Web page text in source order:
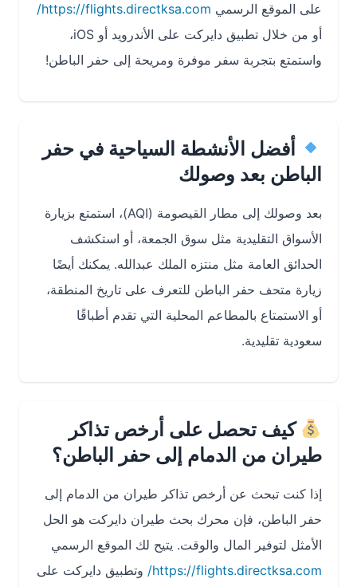
على الموقع الرسمي https://flights.directksa.com/
أو من خلال تطبيق دايركت على الأندرويد أو iOS،
واستمتع بتجربة سفر موفرة ومريحة إلى حفر الباطن!
أفضل الأنشطة السياحية في حفر
الباطن بعد وصولك
بعد وصولك إلى مطار القيصومة (AQI)، استمتع بزيارة
الأسواق التقليدية مثل سوق الجمعة، أو استكشف
الحدائق العامة مثل منتزه الملك عبدالله. يمكنك أيضًا
زيارة متحف حفر الباطن للتعرف على تاريخ المنطقة،
أو الاستمتاع بالمطاعم المحلية التي تقدم أطباقًا
سعودية تقليدية.
كيف تحصل على أرخص تذاكر
طيران من الدمام إلى حفر الباطن؟
إذا كنت تبحث عن أرخص تذاكر طيران من الدمام إلى
حفر الباطن، فإن محرك بحث طيران دايركت هو الحل
الأمثل لتوفير المال والوقت. يتيح لك الموقع الرسمي
https://flights.directksa.com/ وتطبيق دايركت على